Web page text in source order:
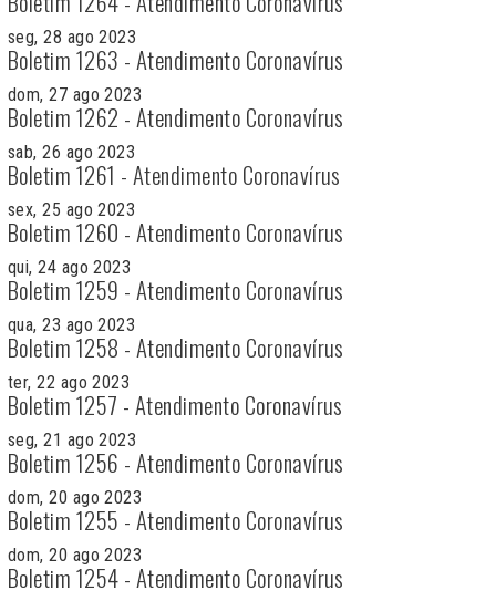
seg, 28 ago 2023
Boletim 1263 - Atendimento Coronavírus
dom, 27 ago 2023
Boletim 1262 - Atendimento Coronavírus
sab, 26 ago 2023
Boletim 1261 - Atendimento Coronavírus
sex, 25 ago 2023
Boletim 1260 - Atendimento Coronavírus
qui, 24 ago 2023
Boletim 1259 - Atendimento Coronavírus
qua, 23 ago 2023
Boletim 1258 - Atendimento Coronavírus
ter, 22 ago 2023
Boletim 1257 - Atendimento Coronavírus
seg, 21 ago 2023
Boletim 1256 - Atendimento Coronavírus
dom, 20 ago 2023
Boletim 1255 - Atendimento Coronavírus
dom, 20 ago 2023
Boletim 1254 - Atendimento Coronavírus